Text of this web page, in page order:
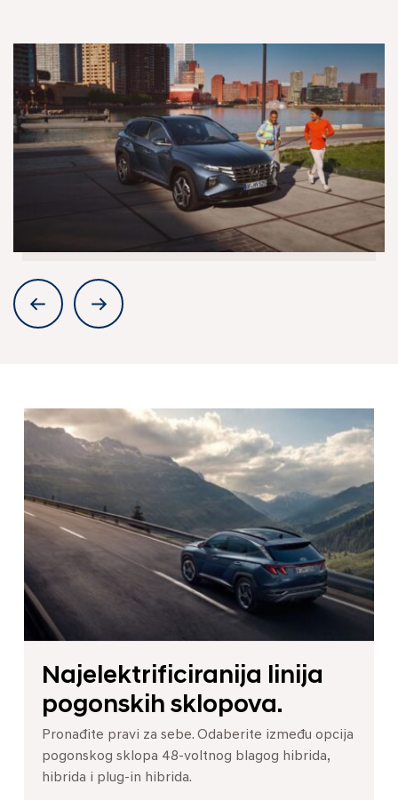
Najelektrificiranija linija
pogonskih sklopova.
Pronađite pravi za sebe. Odaberite između opcija
pogonskog sklopa 48-voltnog blagog hibrida,
hibrida i plug-in hibrida.